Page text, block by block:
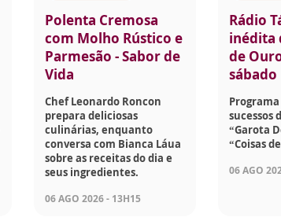
Polenta Cremosa
com Molho Rústico e
Parmesão - Sabor de
Vida
Chef Leonardo Roncon
prepara deliciosas
culinárias, enquanto
conversa com Bianca Láua
sobre as receitas do dia e
seus ingredientes.
06 AGO 2026 - 13H15
Rádio
inédita
de
sábado
sucessos
“Garota
“Coisas
06 AGO